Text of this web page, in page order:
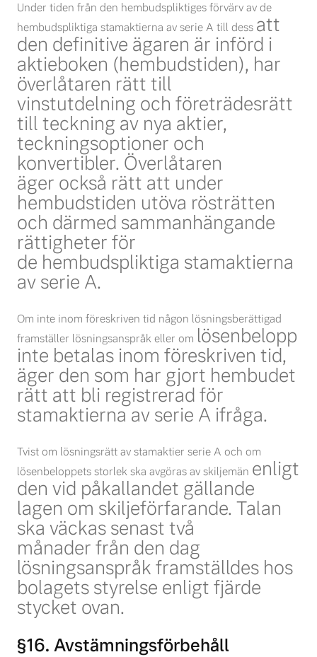
Under tiden från den hembudspliktiges förvärv av de
hembudspliktiga stamaktierna av serie A till dess att
den definitive ägaren är införd i
aktieboken (hembudstiden), har
överlåtaren rätt till
vinstutdelning och företrädesrätt
till teckning av nya aktier,
teckningsoptioner och
konvertibler. Överlåtaren
äger också rätt att under
hembudstiden utöva rösträtten
och därmed sammanhängande
rättigheter för
de hembudspliktiga stamaktierna
av serie A.
Om inte inom föreskriven tid någon lösningsberättigad
framställer lösningsanspråk eller om lösenbelopp
inte betalas inom föreskriven tid,
äger den som har gjort hembudet
rätt att bli registrerad för
stamaktierna av serie A ifråga.
Tvist om lösningsrätt av stamaktier serie A och om
lösenbeloppets storlek ska avgöras av skiljemän enligt
den vid påkallandet gällande
lagen om skiljeförfarande. Talan
ska väckas senast två
månader från den dag
lösningsanspråk framställdes hos
bolagets styrelse enligt fjärde
stycket ovan.
§16. Avstämningsförbehåll